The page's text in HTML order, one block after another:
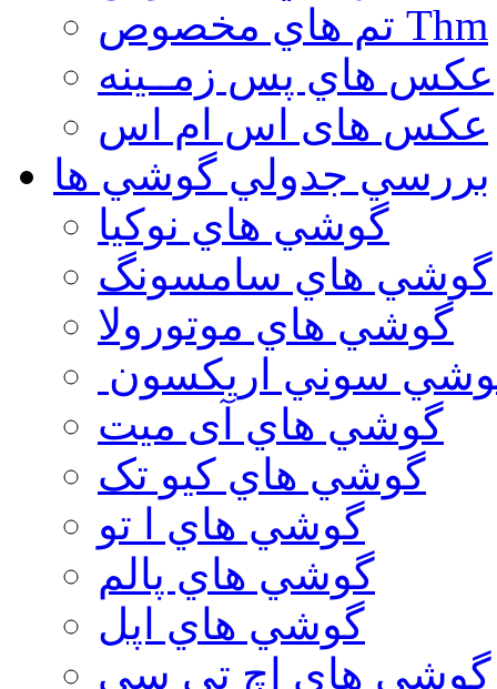
تم هاي مخصوص Thm
عكس هاي پس زمــينه
عكس های اس ام اس
بررسي جدولي گوشي ها
گوشي هاي نوكيا
گوشي هاي سامسونگ
گوشي هاي موتورولا
سوني اريكسون
گوشي هاي آی میت
گوشي هاي کیو تک
گوشي هاي ا تو
گوشي هاي پالم
گوشي هاي اپل
گوشي هاي اچ تی سی